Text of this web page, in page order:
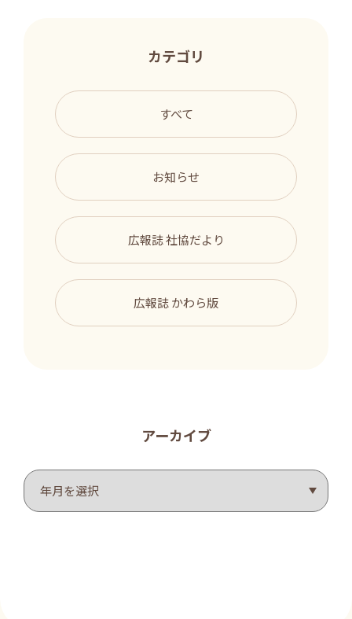
カテゴリ
すべて
お知らせ
広報誌 社協だより
広報誌 かわら版
アーカイブ